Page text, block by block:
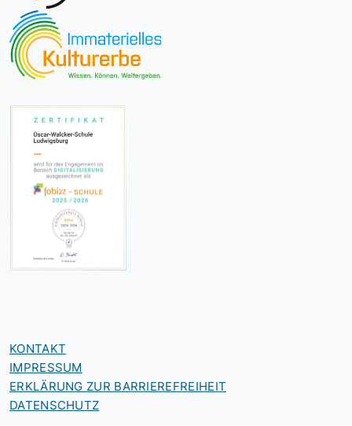
KONTAKT
IMPRESSUM
ERKLÄRUNG ZUR BARRIEREFREIHEIT
DATENSCHUTZ